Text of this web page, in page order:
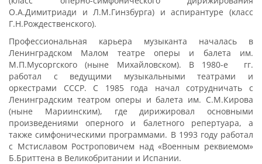
О.А.Димитриади и Л.М.Гинзбурга) и аспирантуре (класс
Г.Н.Рождественского).
Профессиональная карьера музыканта началась в
Ленинградском Малом театре оперы и балета им.
М.П.Мусоргского (ныне Михайловском). В 1980-е гг.
работал с ведущими музыкальными театрами и
оркестрами СССР. С 1985 года начал сотрудничать с
Ленинградским театром оперы и балета им. С.М.Кирова
(ныне Мариинским), где дирижировал основными
произведениями оперного и балетного репертуара, а
также симфоническими программами. В 1993 году работал
с Мстиславом Ростроповичем над «Военным реквиемом»
Б.Бриттена в Великобритании и Испании.